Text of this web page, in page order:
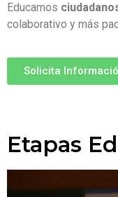
Educamos
colaborativo y más
Solicita
Etapas